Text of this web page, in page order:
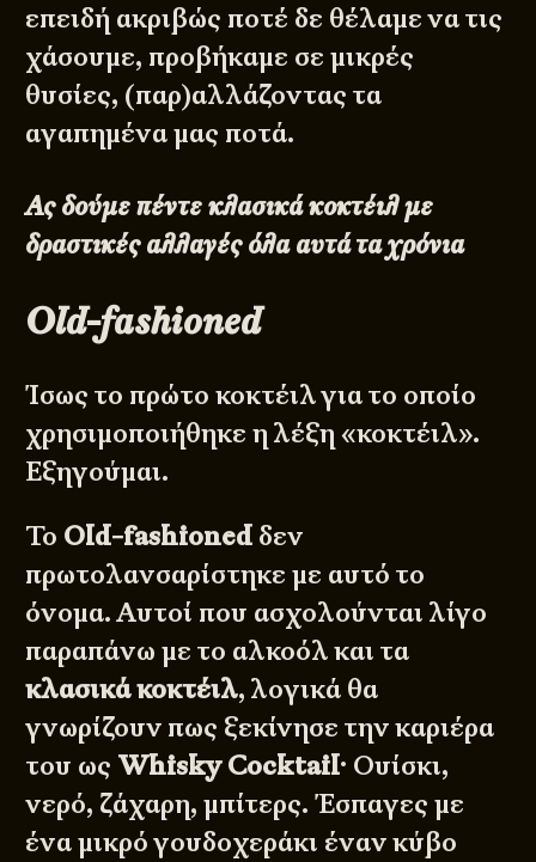
επειδή ακριβώς ποτέ δε θέλαμε να τις
χάσουμε, προβήκαμε σε μικρές
θυσίες, (παρ)αλλάζοντας τα
αγαπημένα μας ποτά.
Ας δούμε πέντε κλασικά κοκτέιλ με
δραστικές αλλαγές όλα αυτά τα χρόνια
Old-fashioned
Ίσως το πρώτο κοκτέιλ για το οποίο
χρησιμοποιήθηκε η λέξη «κοκτέιλ».
Εξηγούμαι.
Το Old-fashioned δεν
πρωτολανσαρίστηκε με αυτό το
όνομα. Αυτοί που ασχολούνται λίγο
παραπάνω με το αλκοόλ και τα
κλασικά κοκτέιλ, λογικά θα
γνωρίζουν πως ξεκίνησε την καριέρα
του ως Whisky Cocktail· Ουίσκι,
νερό, ζάχαρη, μπίτερς. Έσπαγες με
ένα μικρό γουδοχεράκι έναν κύβο